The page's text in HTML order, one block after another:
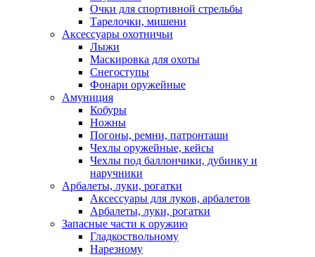
Очки для спортивной стрельбы
Тарелочки, мишени
Аксессуары охотничьи
Лыжи
Маскировка для охоты
Снегоступы
Фонари оружейные
Амуниция
Кобуры
Ножны
Погоны, ремни, патронташи
Чехлы оружейные, кейсы
Чехлы под баллончики, дубинку и
наручники
Арбалеты, луки, рогатки
Аксессуары для луков, арбалетов
Арбалеты, луки, рогатки
Запасные части к оружию
Гладкоствольному
Нарезному